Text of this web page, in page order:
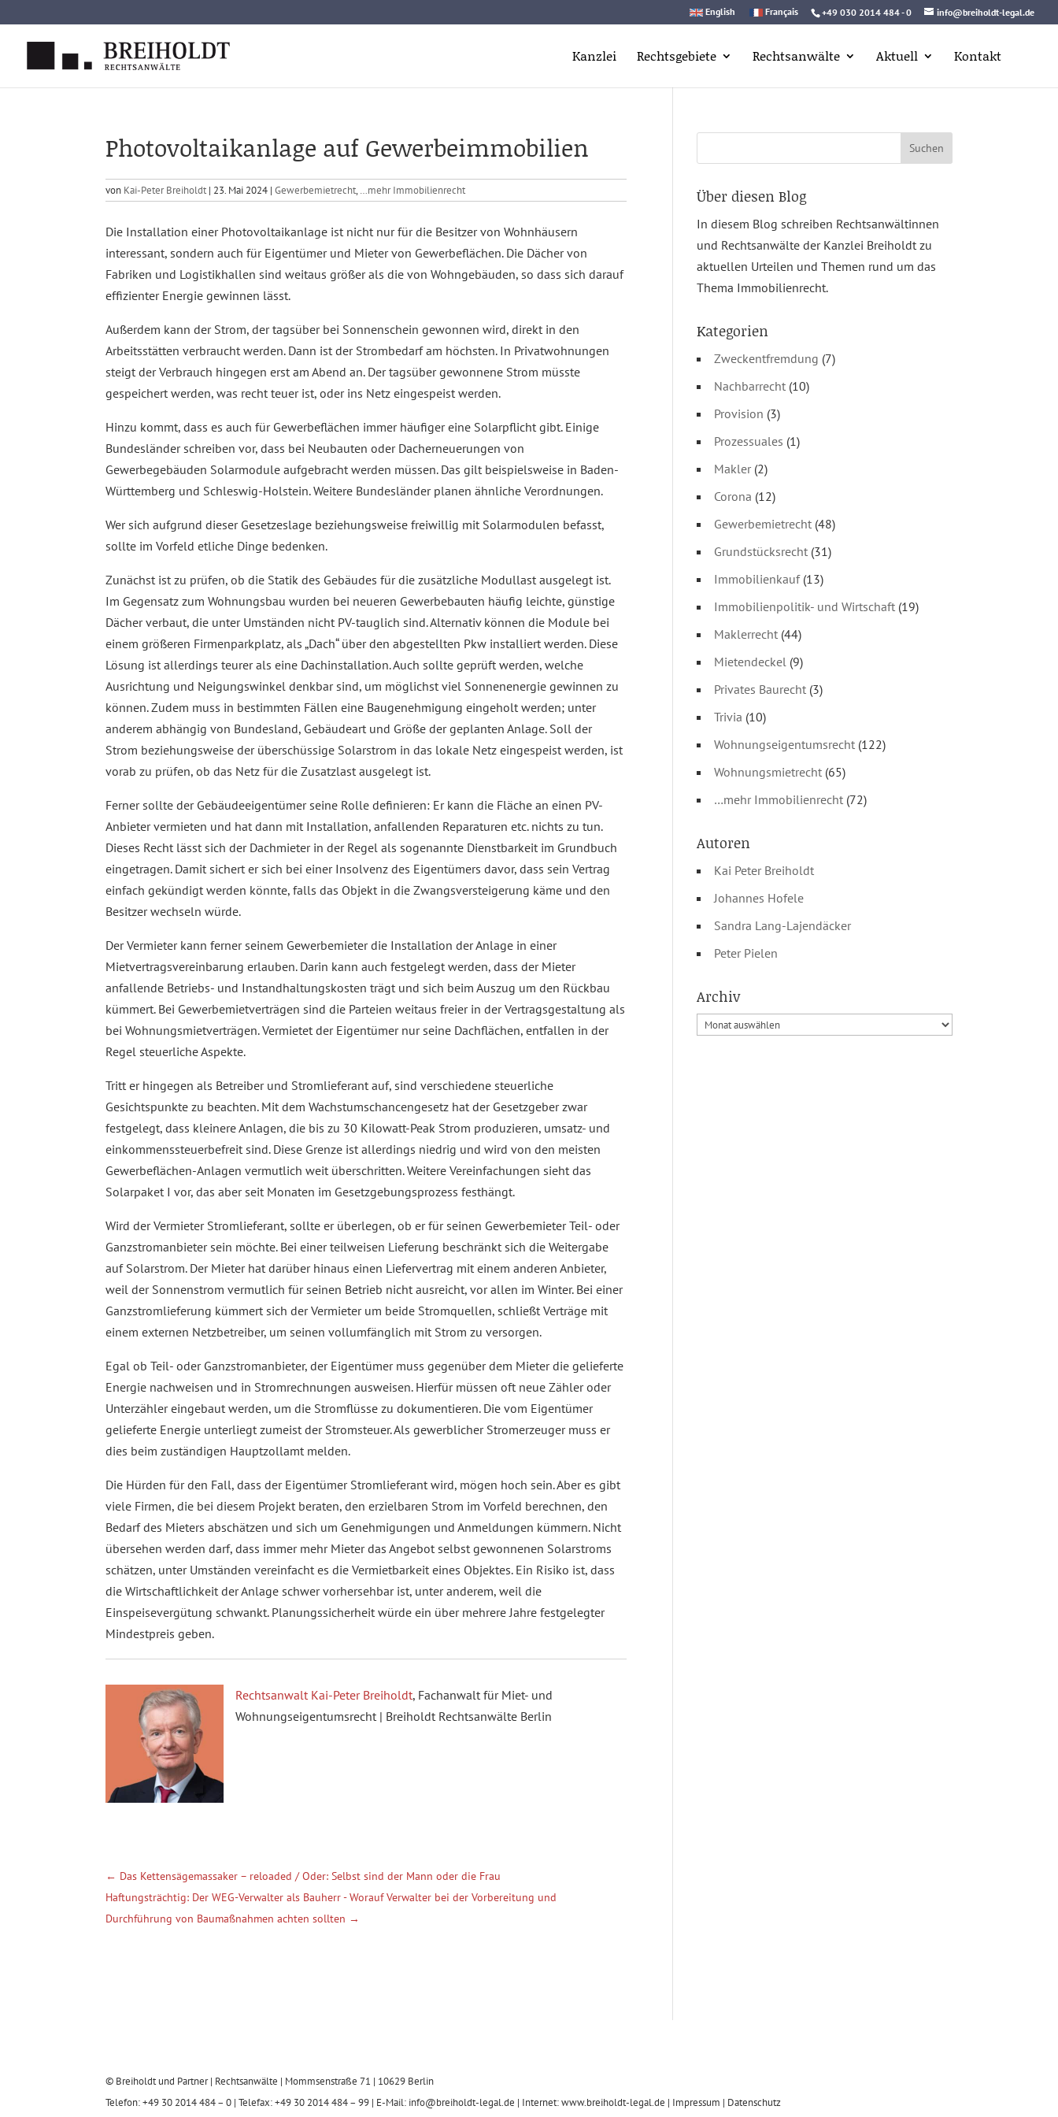
to
content
+49 030 2014 484 - 0 info@breiholdt-legal.de
English Français
Kanzlei Rechtsgebiete Rechtsanwälte Aktuell Kontakt
Photovoltaikanlage auf Gewerbeimmobilien
von Kai-Peter Breiholdt | 23. Mai 2024 |Gewerbemietrecht, …mehr Immobilienrecht
Die Installation einer Photovoltaikanlage ist nicht nur für die Besitzer von Wohnhäusern
interessant, sondern auch für Eigentümer und Mieter von Gewerbeflächen. Die Dächer von
Fabriken und Logistikhallen sind weitaus größer als die von Wohngebäuden, so dass sich darauf
effizienter Energie gewinnen lässt.
Außerdem kann der Strom, der tagsüber bei Sonnenschein gewonnen wird, direkt in den
Arbeitsstätten verbraucht werden. Dann ist der Strombedarf am höchsten. In Privatwohnungen
steigt der Verbrauch hingegen erst am Abend an. Der tagsüber gewonnene Strom müsste
gespeichert werden, was recht teuer ist, oder ins Netz eingespeist werden.
Hinzu kommt, dass es auch für Gewerbeflächen immer häufiger eine Solarpflicht gibt. Einige
Bundesländer schreiben vor, dass bei Neubauten oder Dacherneuerungen von
Gewerbegebäuden Solarmodule aufgebracht werden müssen. Das gilt beispielsweise in Baden-
Württemberg und Schleswig-Holstein. Weitere Bundesländer planen ähnliche Verordnungen.
Wer sich aufgrund dieser Gesetzeslage beziehungsweise freiwillig mit Solarmodulen befasst,
sollte im Vorfeld etliche Dinge bedenken.
Zunächst ist zu prüfen, ob die Statik des Gebäudes für die zusätzliche Modullast ausgelegt ist.
Im Gegensatz zum Wohnungsbau wurden bei neueren Gewerbebauten häufig leichte, günstige
Dächer verbaut, die unter Umständen nicht PV-tauglich sind. Alternativ können die Module bei
einem größeren Firmenparkplatz, als „Dach“ über den abgestellten Pkw installiert werden. Diese
Lösung ist allerdings teurer als eine Dachinstallation. Auch sollte geprüft werden, welche
Ausrichtung und Neigungswinkel denkbar sind, um möglichst viel Sonnenenergie gewinnen zu
können. Zudem muss in bestimmten Fällen eine Baugenehmigung eingeholt werden; unter
anderem abhängig von Bundesland, Gebäudeart und Größe der geplanten Anlage. Soll der
Strom beziehungsweise der überschüssige Solarstrom in das lokale Netz eingespeist werden, ist
vorab zu prüfen, ob das Netz für die Zusatzlast ausgelegt ist.
Ferner sollte der Gebäudeeigentümer seine Rolle definieren: Er kann die Fläche an einen PV-
Anbieter vermieten und hat dann mit Installation, anfallenden Reparaturen etc. nichts zu tun.
Dieses Recht lässt sich der Dachmieter in der Regel als sogenannte Dienstbarkeit im Grundbuch
eingetragen. Damit sichert er sich bei einer Insolvenz des Eigentümers davor, dass sein Vertrag
einfach gekündigt werden könnte, falls das Objekt in die Zwangsversteigerung käme und den
Besitzer wechseln würde.
Der Vermieter kann ferner seinem Gewerbemieter die Installation der Anlage in einer
Mietvertragsvereinbarung erlauben. Darin kann auch festgelegt werden, dass der Mieter
anfallende Betriebs- und Instandhaltungskosten trägt und sich beim Auszug um den Rückbau
kümmert. Bei Gewerbemietverträgen sind die Parteien weitaus freier in der Vertragsgestaltung als
bei Wohnungsmietverträgen. Vermietet der Eigentümer nur seine Dachflächen, entfallen in der
Regel steuerliche Aspekte.
Tritt er hingegen als Betreiber und Stromlieferant auf, sind verschiedene steuerliche
Gesichtspunkte zu beachten. Mit dem Wachstumschancengesetz hat der Gesetzgeber zwar
festgelegt, dass kleinere Anlagen, die bis zu 30 Kilowatt-Peak Strom produzieren, umsatz- und
einkommenssteuerbefreit sind. Diese Grenze ist allerdings niedrig und wird von den meisten
Gewerbeflächen-Anlagen vermutlich weit überschritten. Weitere Vereinfachungen sieht das
Solarpaket I vor, das aber seit Monaten im Gesetzgebungsprozess festhängt.
Wird der Vermieter Stromlieferant, sollte er überlegen, ob er für seinen Gewerbemieter Teil- oder
Ganzstromanbieter sein möchte. Bei einer teilweisen Lieferung beschränkt sich die Weitergabe
auf Solarstrom. Der Mieter hat darüber hinaus einen Liefervertrag mit einem anderen Anbieter,
weil der Sonnenstrom vermutlich für seinen Betrieb nicht ausreicht, vor allen im Winter. Bei einer
Ganzstromlieferung kümmert sich der Vermieter um beide Stromquellen, schließt Verträge mit
einem externen Netzbetreiber, um seinen vollumfänglich mit Strom zu versorgen.
Egal ob Teil- oder Ganzstromanbieter, der Eigentümer muss gegenüber dem Mieter die gelieferte
Energie nachweisen und in Stromrechnungen ausweisen. Hierfür müssen oft neue Zähler oder
Unterzähler eingebaut werden, um die Stromflüsse zu dokumentieren. Die vom Eigentümer
gelieferte Energie unterliegt zumeist der Stromsteuer. Als gewerblicher Stromerzeuger muss er
dies beim zuständigen Hauptzollamt melden.
Die Hürden für den Fall, dass der Eigentümer Stromlieferant wird, mögen hoch sein. Aber es gibt
viele Firmen, die bei diesem Projekt beraten, den erzielbaren Strom im Vorfeld berechnen, den
Bedarf des Mieters abschätzen und sich um Genehmigungen und Anmeldungen kümmern. Nicht
übersehen werden darf, dass immer mehr Mieter das Angebot selbst gewonnenen Solarstroms
schätzen, unter Umständen vereinfacht es die Vermietbarkeit eines Objektes. Ein Risiko ist, dass
die Wirtschaftlichkeit der Anlage schwer vorhersehbar ist, unter anderem, weil die
Einspeisevergütung schwankt. Planungssicherheit würde ein über mehrere Jahre festgelegter
Mindestpreis geben.
Rechtsanwalt Kai-Peter Breiholdt, Fachanwalt für Miet- und
Wohnungseigentumsrecht | Breiholdt Rechtsanwälte Berlin
← Das Kettensägemassaker – reloaded / Oder: Selbst sind der Mann oder die Frau
Haftungsträchtig: Der WEG-Verwalter als Bauherr - Worauf Verwalter bei der Vorbereitung und
Durchführung von Baumaßnahmen achten sollten →
Über diesen Blog
In diesem Blog schreiben Rechtsanwältinnen
und Rechtsanwälte der Kanzlei Breiholdt zu
aktuellen Urteilen und Themen rund um das
Thema Immobilienrecht.
Kategorien
Zweckentfremdung (7)
Nachbarrecht(10)
Provision (3)
Prozessuales (1)
Makler(2)
Corona (12)
Gewerbemietrecht(48)
Grundstücksrecht(31)
Immobilienkauf(13)
Immobilienpolitik- und Wirtschaft(19)
Maklerrecht(44)
Mietendeckel(9)
Privates Baurecht(3)
Trivia (10)
Wohnungseigentumsrecht(122)
Wohnungsmietrecht(65)
…mehr Immobilienrecht(72)
Autoren
Kai Peter Breiholdt
Johannes Hofele
Sandra Lang-Lajendäcker
Peter Pielen
Archiv
© Breiholdt und Partner | Rechtsanwälte | Mommsenstraße 71 | 10629 Berlin
Telefon: +49 30 2014 484 – 0 | Telefax: +49 30 2014 484 – 99 | E-Mail: info@breiholdt-legal.de | Internet: www.breiholdt-legal.de | Impressum | Datenschutz